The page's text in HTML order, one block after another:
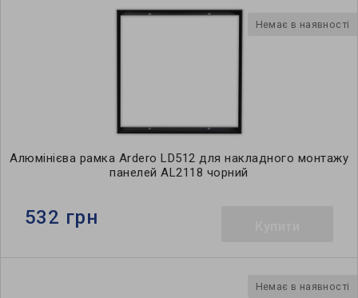
Немає в наявності
Алюмінієва рамка Ardero LD512 для накладного монтажу
панелей AL2118 чорний
532 грн
Немає в наявності